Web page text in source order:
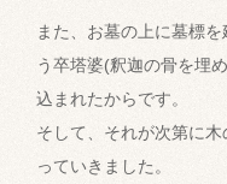
また、お墓の上に墓標
う卒塔婆(釈迦の骨を埋
込まれたからです。
そして、それが次第に
っていきました。